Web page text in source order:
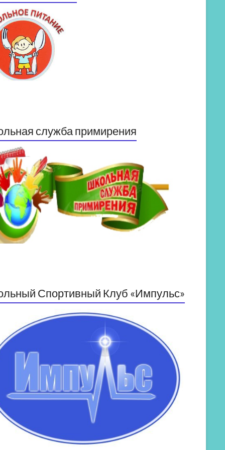
служба примирения
Спортивный Клуб «Импульс»